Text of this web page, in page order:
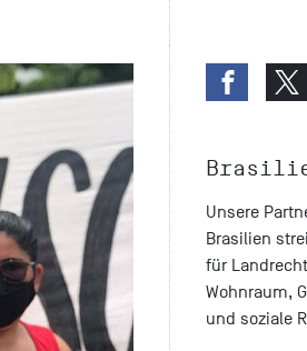
Unsere
Brasilien
für
Wohnraum,
und soziale